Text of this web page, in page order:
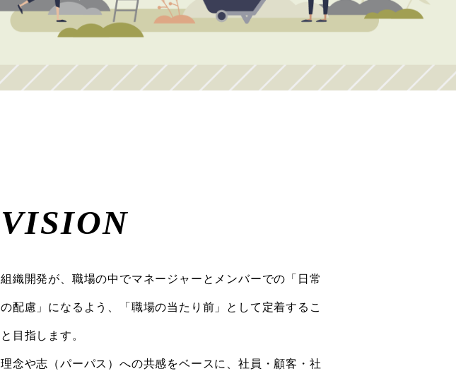
VISION
組織開発が、職場の中でマネージャーとメンバーでの「日常
の配慮」になるよう、「職場の当たり前」として定着するこ
と目指します。
理念や志（パーパス）への共感をベースに、社員・顧客・社